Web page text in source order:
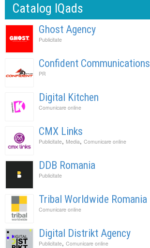
Catalog IQads
Ghost Agency
Publicitate
Confident Communications
PR
Digital Kitchen
Comunicare online
CMX Links
Publicitate, Media, Comunicare online
DDB Romania
Publicitate
Tribal Worldwide Romania
Comunicare online
Digital Distrikt Agency
Publicitate, Comunicare online